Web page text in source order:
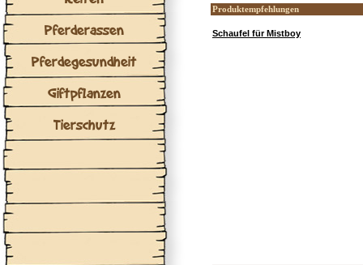
Pferderassen
Pferdegesundheit
Giftpflanzen
Tierschutz
Produktempfehlungen
Schaufel für Mistboy